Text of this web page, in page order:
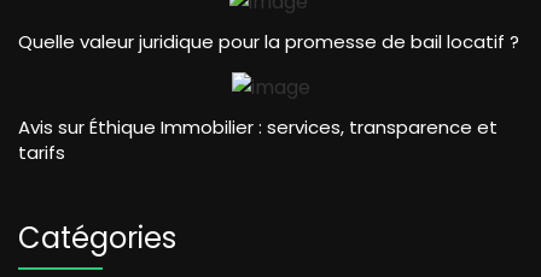
Quelle valeur juridique pour la promesse de bail locatif ?
Avis sur Éthique Immobilier : services, transparence et
tarifs
Catégories